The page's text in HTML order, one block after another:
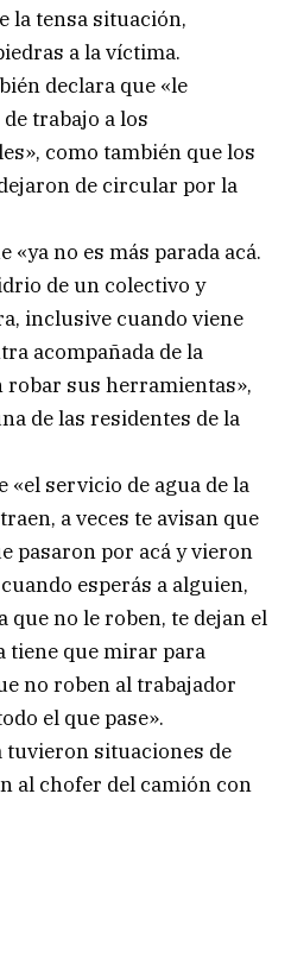
la tensa situación,
a la víctima.
declara que «le
trabajo a los
como también que los
de circular por la
no es más parada acá.
de un colectivo y
inclusive cuando viene
acompañada de la
robar sus herramientas»,
de las residentes de la
«el servicio de agua de la
a veces te avisan que
pasaron por acá y vieron
esperás a alguien,
que no le roben, te dejan el
tiene que mirar para
no roben al trabajador
el que pase».
tuvieron situaciones de
al chofer del camión con